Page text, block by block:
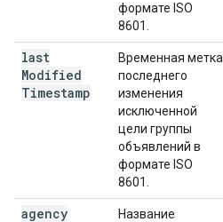
формате ISO
8601.
last
Modified
Timestamp
Временная метка
последнего
изменения
исключенной
цели группы
объявлений в
формате ISO
8601.
agency Название